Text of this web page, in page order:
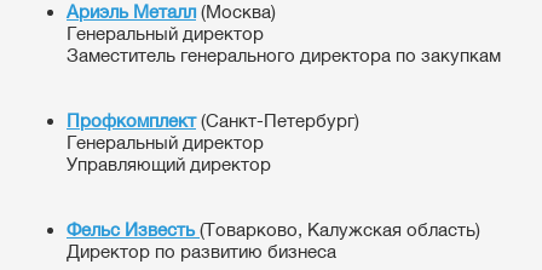
Ариэль Металл (Москва)
Генеральный директор
Заместитель генерального директора по закупкам
Профкомплект(Санкт-Петербург)
Генеральный директор
Управляющий директор
Фельс Известь(Товарково, Калужская область)
Директор по развитию бизнеса